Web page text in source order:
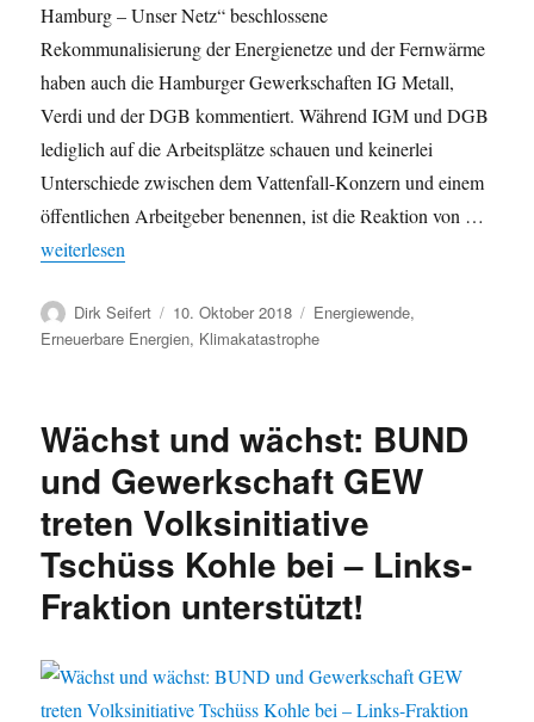
Hamburg – Unser Netz“ beschlossene
Rekommunalisierung der Energienetze und der Fernwärme
haben auch die Hamburger Gewerkschaften IG Metall,
Verdi und der DGB kommentiert. Während IGM und DGB
lediglich auf die Arbeitsplätze schauen und keinerlei
Unterschiede zwischen dem Vattenfall-Konzern und einem
öffentlichen Arbeitgeber benennen, ist die Reaktion von …
„Hamburger Gewerkschaften zur Rekommunalisierung der
weiterlesen
Autor
Dirk Seifert
Veröffentlicht
am
10. Oktober 2018 Kategorien
Energiewende,
Erneuerbare Energien, Klimakatastrophe
Wächst und wächst: BUND
und Gewerkschaft GEW
treten Volksinitiative
Tschüss Kohle bei – Links-
Fraktion unterstützt!